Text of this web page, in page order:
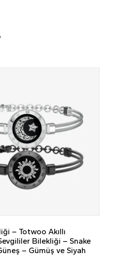
– Totwoo Akıllı
Bilekliği – Snake
– Gümüş ve Siyah